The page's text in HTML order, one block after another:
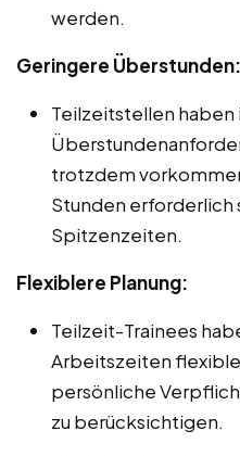
werden.
Geringere Überstunden:
Teilzeitstellen haben
trotzdem
Stunden erforderlich
Spitzenzeiten.
Flexiblere Planung:
Teilzeit-Trainees
Arbeitszeiten
persönliche
zu berücksichtigen.